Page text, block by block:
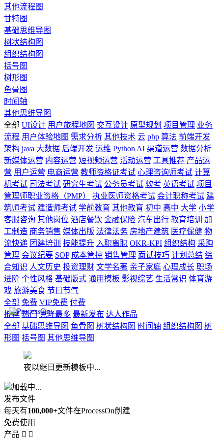
其他流程图
甘特图
基础思维导图
树状结构图
组织结构图
括号图
树形图
鱼骨图
时间轴
其他思维导图
全部 UI设计 用户旅程地图 交互设计 原型规划 项目管理 业务
流程 用户体验地图 需求分析 其他技术 云 php 算法 前端开发
架构 java 大数据 后端开发 运维 Python AI 渠道运营 数据分析
新媒体运营 内容运营 短视频运营 活动运营 工具推荐 产品运
营 用户运营 电商运营 教师资格证考试 心理咨询师考试 计算
机考试 司法考试 研究生考试 公务员考试 软考 英语考试 项目
管理师职业资格（PMP）
执业医师资格考试 会计职称考试 建
筑师考试 建造师考试 学前教育 其他教育 初中 高中 大学 小学
客服咨询 其他岗位 酒店餐饮 金融保险 汽车出行 教育培训
加
工制造 商务销售 媒体出版 法律法务 房地产建筑 医疗保健 物
流快递 团建培训 技能提升 入职离职 OKR-KPI 组织结构 采购
管理 会议纪要 SOP 成本管控 销售管理 面试技巧 计划总结 综
合知识 人文历史 投资理财 文学名著 亲子家庭 心理成长 职场
进阶 个性风格 基础版式 通用模板 影视综艺 生活常识 体育游
戏 旅游美食 节日节气
全部 免费 VIP免费 付费
推荐 热门 克隆最多 最新发布 达人作品
全部 基础思维导图 鱼骨图 树状结构图 时间轴 组织结构图 树
形图 括号图 其他思维导图
夜以继日更新模板中...
加载中...
发布文件
每天有100,000+文件在ProcessOn创建
免费使用
产品  